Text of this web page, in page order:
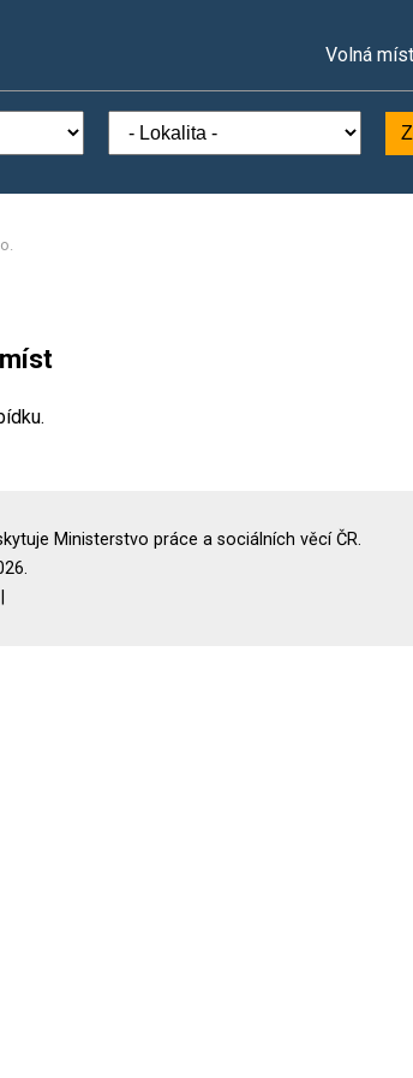
Volná
Ministerstvo práce a sociálních věcí ČR.